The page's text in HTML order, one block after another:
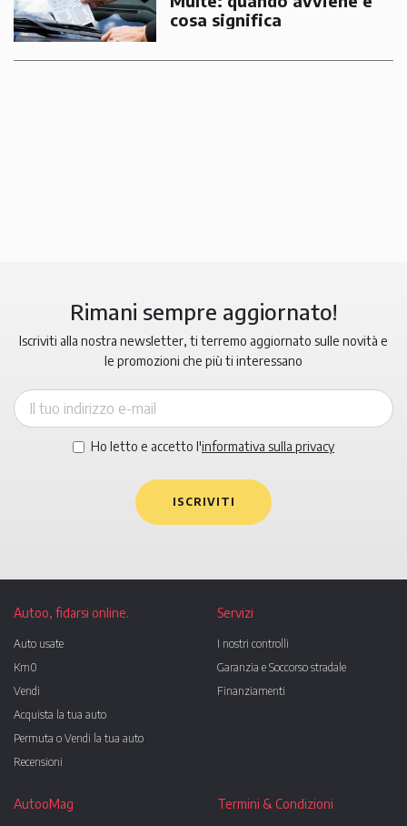
cosa significa
Rimani sempre aggiornato!
Iscriviti alla nostra newsletter, ti terremo aggiornato sulle novità e
le promozioni che più ti interessano
Ho letto e accetto l'informativa sulla privacy
ISCRIVITI
Autoo, fidarsi online.
Auto usate
Km0
Vendi
Acquista la tua auto
Permuta o Vendi la tua auto
Recensioni
Servizi
I nostri controlli
Garanzia e Soccorso stradale
Finanziamenti
AutooMag Termini & Condizioni